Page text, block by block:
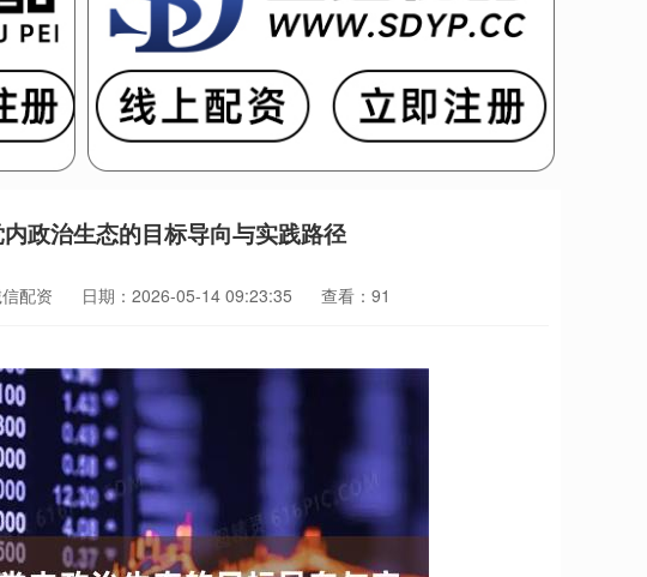
政治生态的目标导向与实践路径
配资 日期：2026-05-14 09:23:35 查看：91